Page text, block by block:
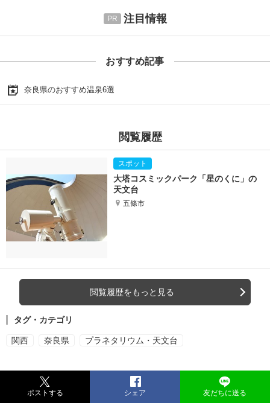
注目情報
おすすめ記事
奈良県のおすすめ温泉6選
閲覧履歴
大塔コスミックパーク「星のくに」の
天文台
五條市
閲覧履歴をもっと見る
タグ・カテゴリ
関西 奈良県 プラネタリウム・天文台
ポストする シェア 友だちに送る